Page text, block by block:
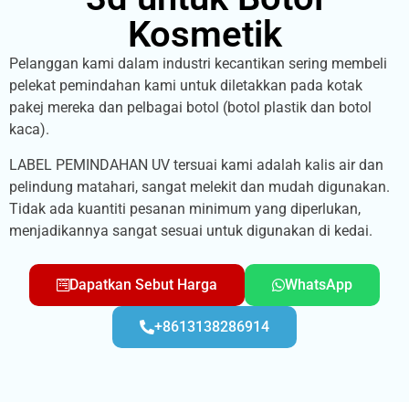
Kosmetik
Pelanggan kami dalam industri kecantikan sering membeli
pelekat pemindahan kami untuk diletakkan pada kotak
pakej mereka dan pelbagai botol (botol plastik dan botol
kaca).
LABEL PEMINDAHAN UV tersuai kami adalah kalis air dan
pelindung matahari, sangat melekit dan mudah digunakan.
Tidak ada kuantiti pesanan minimum yang diperlukan,
menjadikannya sangat sesuai untuk digunakan di kedai.
Dapatkan Sebut Harga WhatsApp
+8613138286914